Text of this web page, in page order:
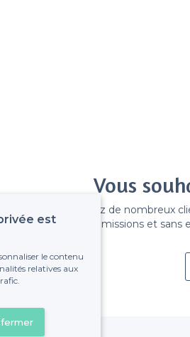
Vous
Gagnez de nombreux
Pas de commissions et sans
est
le contenu
relatives aux